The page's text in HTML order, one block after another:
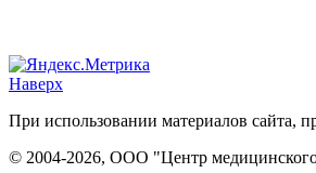
Наверх
При использовании материалов сайта,
© 2004-2026, ООО "Центр